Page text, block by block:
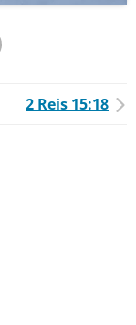
2 Reis 15:18